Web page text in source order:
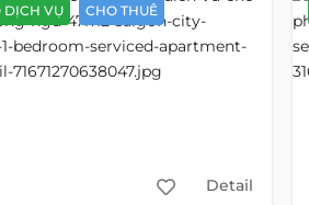
DỊCH VỤ CHO THUÊ
Detail